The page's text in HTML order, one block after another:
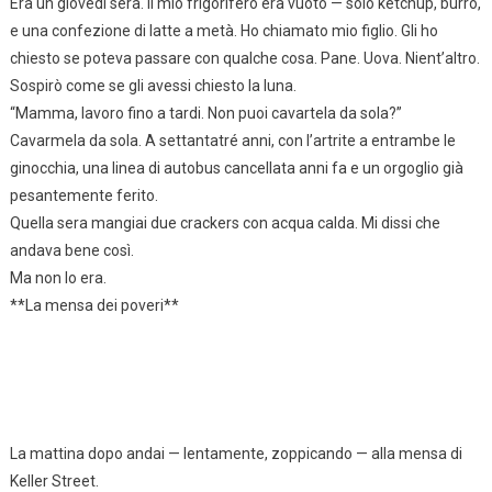
Era un giovedì sera. Il mio frigorifero era vuoto — solo ketchup, burro,
e una confezione di latte a metà. Ho chiamato mio figlio. Gli ho
chiesto se poteva passare con qualche cosa. Pane. Uova. Nient’altro.
Sospirò come se gli avessi chiesto la luna.
“Mamma, lavoro fino a tardi. Non puoi cavartela da sola?”
Cavarmela da sola. A settantatré anni, con l’artrite a entrambe le
ginocchia, una linea di autobus cancellata anni fa e un orgoglio già
pesantemente ferito.
Quella sera mangiai due crackers con acqua calda. Mi dissi che
andava bene così.
Ma non lo era.
**La mensa dei poveri**
La mattina dopo andai — lentamente, zoppicando — alla mensa di
Keller Street.